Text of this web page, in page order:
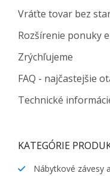
Vráťte tovar bez
Rozšírenie ponuky
Zrýchľujeme
FAQ - najčastejšie
Technické
KATEGÓRIE
Nábytkové závesy